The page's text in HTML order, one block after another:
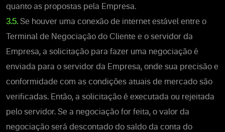
quanto as propostas pela Empresa.
3.5. Se houver uma conexão de internet estável entre o
Terminal de Negociação do Cliente e o servidor da
Empresa, a solicitação para fazer uma negociação é
enviada para o servidor da Empresa, onde sua precisão e
conformidade com as condições atuais de mercado são
verificadas. Então, a solicitação é executada ou rejeitada
pelo servidor. Se a negociação for feita, o valor da
negociação será descontado do saldo da conta do